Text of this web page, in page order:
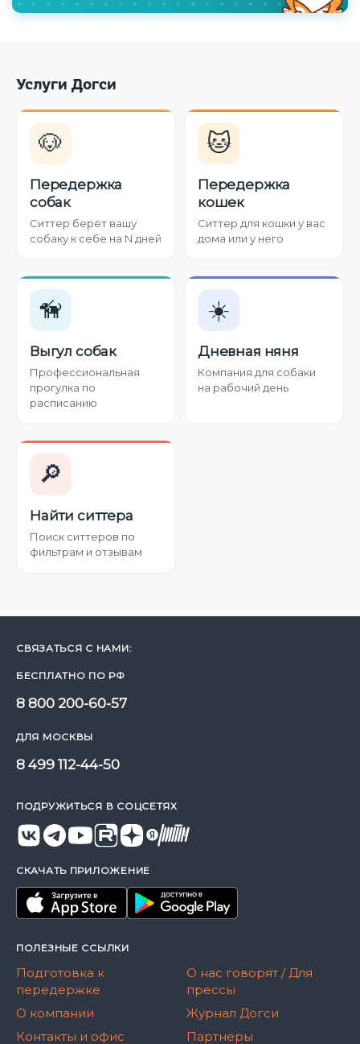
Услуги Догси
🐶
Передержка
собак
Ситтер берёт вашу
собаку к себе на N дней
🐱
Передержка
кошек
Ситтер для кошки у вас
дома или у него
🦮
Выгул собак
Профессиональная
прогулка по
расписанию
☀️
Дневная няня
Компания для собаки
на рабочий день
🔎
Найти ситтера
Поиск ситтеров по
фильтрам и отзывам
СВЯЗАТЬСЯ С НАМИ:
БЕСПЛАТНО ПО РФ
8 800 200-60-57
ДЛЯ МОСКВЫ
8 499 112-44-50
ПОДРУЖИТЬСЯ В СОЦСЕТЯХ
СКАЧАТЬ ПРИЛОЖЕНИЕ
ПОЛЕЗНЫЕ ССЫЛКИ
Подготовка к
передержке
О компании
Контакты и офис
О нас говорят / Для
прессы
Журнал Догси
Партнеры